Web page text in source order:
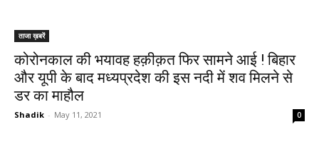
ताजा ख़बरें
कोरोनकाल की भयावह हक़ीक़त फिर सामने आई ! बिहार
और यूपी के बाद मध्यप्रदेश की इस नदी में शव मिलने से
डर का माहौल
Shadik - May 11, 2021 0